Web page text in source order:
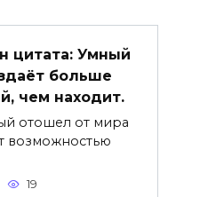
цитата: Умный
больше
чем находит.
отошел от мира
возможностью
19